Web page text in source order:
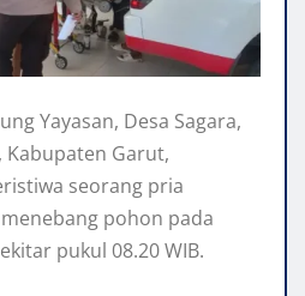
Yayasan, Desa Sagara,
Kabupaten Garut,
seorang pria
pohon pada
pukul 08.20 WIB.